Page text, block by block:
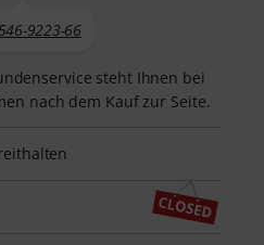
9223-66
steht Ihnen bei
nach dem Kauf zur Seite.